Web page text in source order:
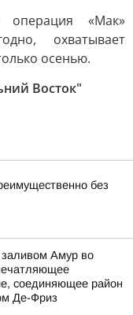
операция «Мак»
охватывает
осенью.
Восток"
без
Амур во
соединяющее район
Де-Фриз